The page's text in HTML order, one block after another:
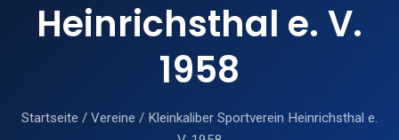
Heinrichsthal e. V.
1958
Startseite / Vereine / Kleinkaliber Sportverein Heinrichsthal e.